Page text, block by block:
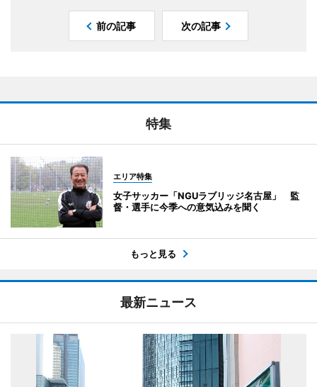
前の記事 次の記事
特集
エリア特集
女子サッカー「NGUラブリッジ名古屋」 監
督・選手に今季への意気込みを聞く
もっと見る
最新ニュース